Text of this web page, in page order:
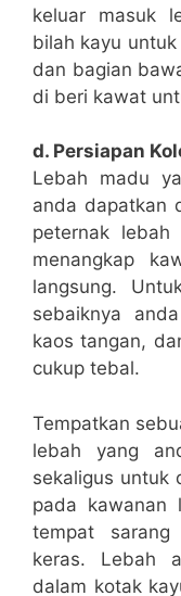
keluar masuk
bilah kayu
dan bagian
di beri kawat
d. Persiapan
Lebah madu
anda dapatkan
peternak
menangkap
langsung.
sebaiknya
kaos tangan,
cukup tebal.
Tempatkan
lebah yang
sekaligus untuk
pada kawanan
tempat
keras. Lebah
dalam kotak